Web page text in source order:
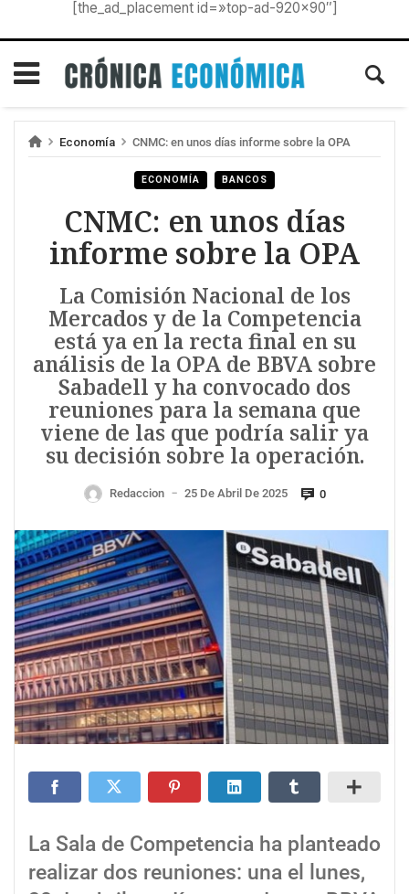
[the_ad_placement id=»top-ad-920×90″]
Economía CNMC: en unos días informe sobre la OPA
ECONOMÍA BANCOS
CNMC: en unos días
informe sobre la OPA
La Comisión Nacional de los
Mercados y de la Competencia
está ya en la recta final en su
análisis de la OPA de BBVA sobre
Sabadell y ha convocado dos
reuniones para la semana que
viene de las que podría salir ya
su decisión sobre la operación.
Redaccion — 25 De Abril De 2025 0
La Sala de Competencia ha planteado
realizar dos reuniones: una el lunes,